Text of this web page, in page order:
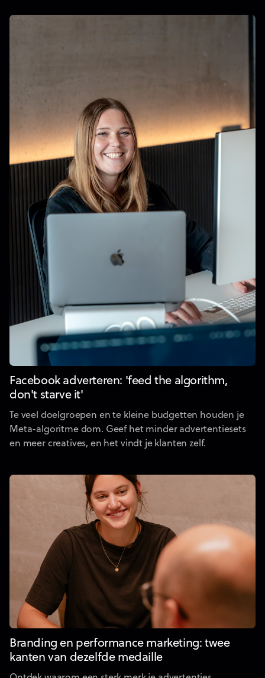
Facebook adverteren: 'feed the algorithm,
don't starve it'
Te veel doelgroepen en te kleine budgetten houden je
Meta-algoritme dom. Geef het minder advertentiesets
en meer creatives, en het vindt je klanten zelf.
Branding en performance marketing: twee
kanten van dezelfde medaille